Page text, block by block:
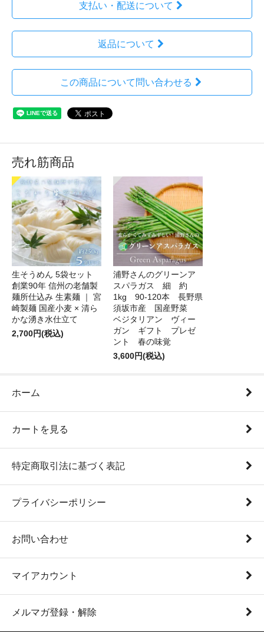
支払い・配送について
返品について
この商品について問い合わせる
売れ筋商品
生そうめん 5袋セット
創業90年 信州の老舗製
麺所仕込み 生素麺 ｜ 宮
崎製麺 国産小麦 × 清ら
かな湧き水仕立て
2,700円(税込)
浦野さんのグリーンア
スパラガス 細 約
1kg 90-120本 長野県
須坂市産 国産野菜
ベジタリアン ヴィー
ガン ギフト プレゼ
ント 春の味覚
3,600円(税込)
ホーム
カートを見る
特定商取引法に基づく表記
プライバシーポリシー
お問い合わせ
マイアカウント
メルマガ登録・解除